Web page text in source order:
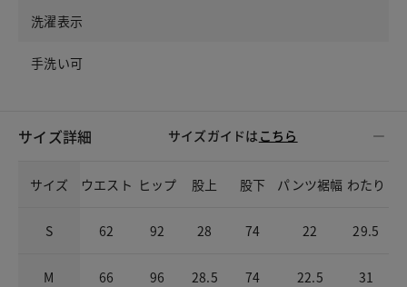
洗濯表示
手洗い可
サイズ詳細 サイズガイドは こちら
サイズ ウエスト ヒップ 股上 股下 パンツ裾幅 わたり
S 62 92 28 74 22 29.5
M 66 96 28.5 74 22.5 31